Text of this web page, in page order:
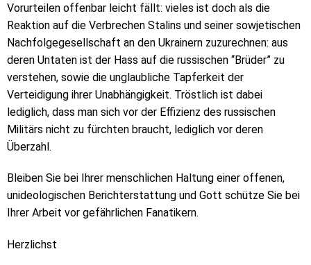
Vorurteilen offenbar leicht fällt: vieles ist doch als die
Reaktion auf die Verbrechen Stalins und seiner sowjetischen
Nachfolgegesellschaft an den Ukrainern zuzurechnen: aus
deren Untaten ist der Hass auf die russischen “Brüder” zu
verstehen, sowie die unglaubliche Tapferkeit der
Verteidigung ihrer Unabhängigkeit. Tröstlich ist dabei
lediglich, dass man sich vor der Effizienz des russischen
Militärs nicht zu fürchten braucht, lediglich vor deren
Überzahl.
Bleiben Sie bei Ihrer menschlichen Haltung einer offenen,
unideologischen Berichterstattung und Gott schütze Sie bei
Ihrer Arbeit vor gefährlichen Fanatikern.
Herzlichst